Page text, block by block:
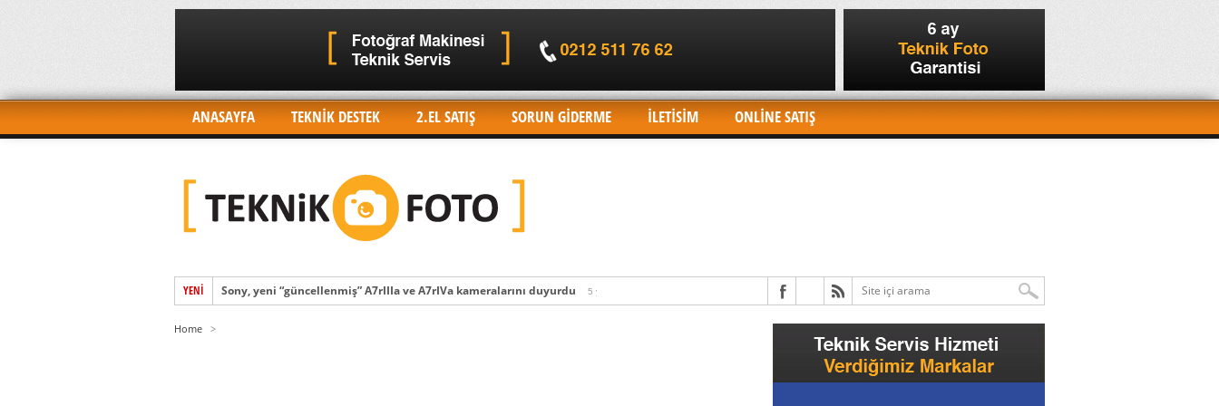
ANASAYFA TEKNİK DESTEK 2.EL SATIŞ SORUN GIDERME İLETİSİM ONLİNE SATIŞ
YENI
Sony, yeni “güncellenmiş” A7rIIIa ve A7rIVa kameralarını duyurdu 5 yıl önce
Sony FX3’ün Beklenen Özellikleri 5 yıl önce
Sony, 26 Ocak’ta süper Alpha etkinliğini tanıtıyor! “Hiç görülmemiş” bir kamera… .. muhtemelen yeni A9 8K kamera? 6 yıl önce
Home >